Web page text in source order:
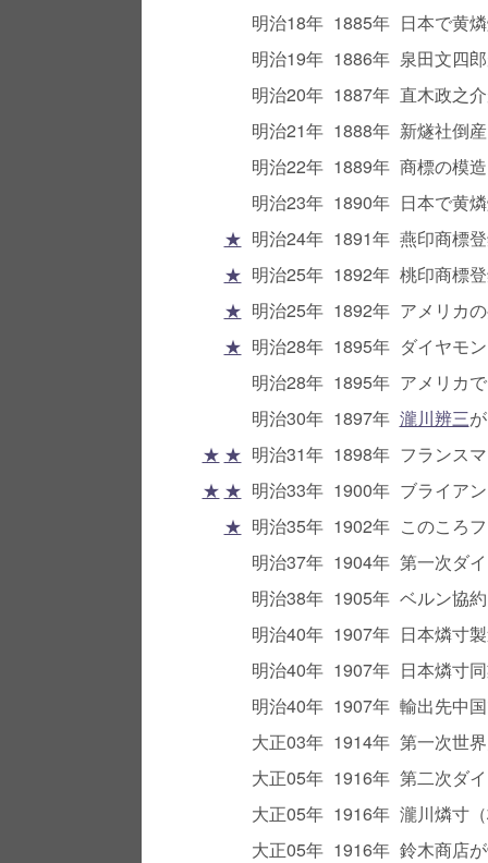
明治18年 1885年 日本で黄
明治19年 1886年 泉田文四
明治20年 1887年 直木政之
明治21年 1888年 新燧社倒産
明治22年 1889年 商標の模
明治23年 1890年 日本で黄
★ 明治24年 1891年 燕印商標
★ 明治25年 1892年 桃印商標
★ 明治25年 1892年 アメリカ
★ 明治28年 1895年 ダイヤモ
明治28年 1895年 アメリカ
明治30年 1897年 瀧川辨三
★ ★ 明治31年 1898年 フランス
★ ★ 明治33年 1900年 ブライア
★ 明治35年 1902年 このころ
明治37年 1904年 第一次ダ
明治38年 1905年 ベルン協
明治40年 1907年 日本燐寸
明治40年 1907年 日本燐寸
明治40年 1907年 輸出先中
大正03年 1914年 第一次世
大正05年 1916年 第二次ダ
大正05年 1916年 瀧川燐寸
大正05年 1916年 鈴木商店